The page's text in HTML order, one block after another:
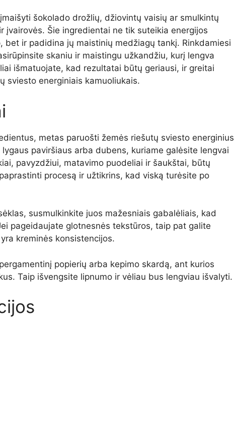
šokolado drožlių, džiovintų vaisių ar smulkintų
įvairovės. Šie ingredientai ne tik suteikia energijos
bet ir padidina jų maistinių medžiagų tankį. Rinkdamiesi
skaniu ir maistingu užkandžiu, kurį lengva
išmatuojate, kad rezultatai būtų geriausi, ir greitai
sviesto energiniais kamuoliukais.
metas paruošti žemės riešutų sviesto energinius
paviršiaus arba dubens, kuriame galėsite lengvai
pavyzdžiui, matavimo puodeliai ir šaukštai, būtų
procesą ir užtikrins, kad viską turėsite po
susmulkinkite juos mažesniais gabalėliais, kad
pageidaujate glotnesnės tekstūros, taip pat galite
kreminės konsistencijos.
popierių arba kepimo skardą, ant kurios
Taip išvengsite lipnumo ir vėliau bus lengviau išvalyti.